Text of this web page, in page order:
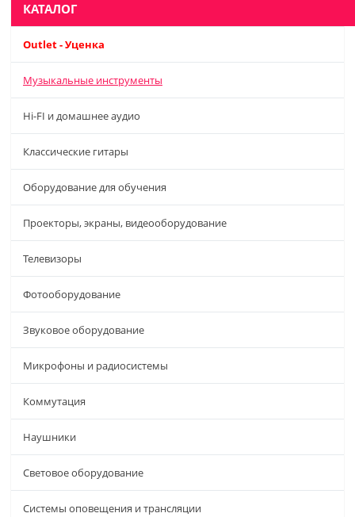
КАТАЛОГ
Outlet - Уценка
Музыкальные инструменты
Hi-FI и домашнее аудио
Классические гитары
Оборудование для обучения
Проекторы, экраны, видеооборудование
Телевизоры
Фотооборудование
Звуковое оборудование
Микрофоны и радиосистемы
Коммутация
Наушники
Световое оборудование
Системы оповещения и трансляции